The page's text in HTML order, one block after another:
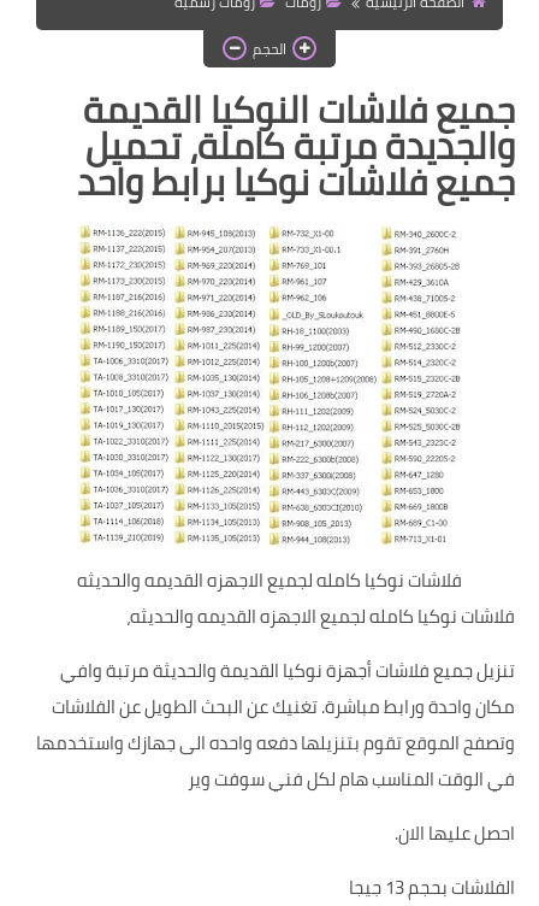
قسم واتساب بلس
قسم التطبيقات
الحجم
جميع فلاشات النوكيا القديمة
والجديدة مرتبة كاملة، تحميل
جميع فلاشات نوكيا برابط واحد
فلاشات نوكيا كامله لجميع الاجهزه القديمه والحديثه
فلاشات نوكيا كامله لجميع الاجهزه القديمه والحديثه،
تنزيل جميع فلاشات أجهزة نوكيا القديمة والحديثة مرتبة وافي
مكان واحدة ورابط مباشرة. تغنيك عن البحث الطويل عن الفلاشات
وتصفح الموقع تقوم بتنزيلها دفعه واحده الى جهازك واستخدمها
في الوقت المناسب هام لكل فني سوفت وير
احصل عليها الان.
الفلاشات بحجم 13 جيجا